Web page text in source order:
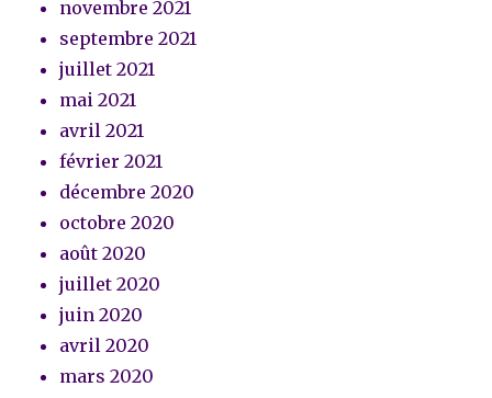
novembre 2021
septembre 2021
juillet 2021
mai 2021
avril 2021
février 2021
décembre 2020
octobre 2020
août 2020
juillet 2020
juin 2020
avril 2020
mars 2020